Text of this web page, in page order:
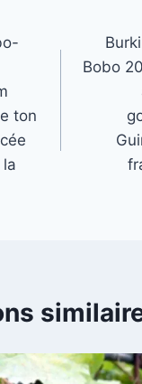
ton
Bobo